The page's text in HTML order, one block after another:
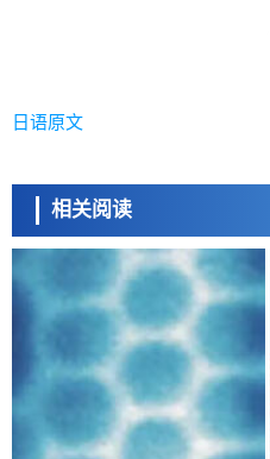
日语原文
相关阅读